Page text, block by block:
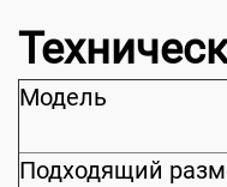
Модель
Подходящий